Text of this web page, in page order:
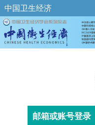
中国卫生经济
邮箱或账号登录